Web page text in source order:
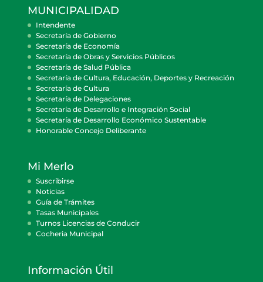
MUNICIPALIDAD
Intendente
Secretaría de Gobierno
Secretaría de Economía
Secretaría de Obras y Servicios Públicos
Secretaría de Salud Pública
Secretaría de Cultura, Educación, Deportes y Recreación
Secretaría de Cultura
Secretaría de Delegaciones
Secretaría de Desarrollo e Integración Social
Secretaría de Desarrollo Económico Sustentable
Honorable Concejo Deliberante
Mi Merlo
Suscribirse
Noticias
Guía de Trámites
Tasas Municipales
Turnos Licencias de Conducir
Cocheria Municipal
Información Útil